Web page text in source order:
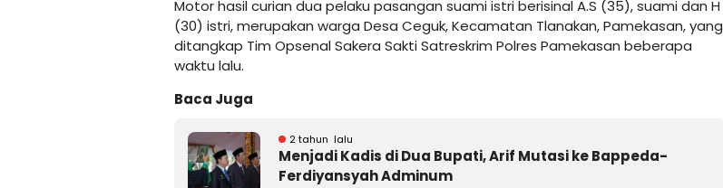
Motor hasil curian dua pelaku pasangan suami istri berisinal A.S (35), suami dan H
(30) istri, merupakan warga Desa Ceguk, Kecamatan Tlanakan, Pamekasan, yang
ditangkap Tim Opsenal Sakera Sakti Satreskrim Polres Pamekasan beberapa
waktu lalu.
Baca Juga
2 tahun lalu
Menjadi Kadis di Dua Bupati, Arif Mutasi ke Bappeda-
Ferdiyansyah Adminum